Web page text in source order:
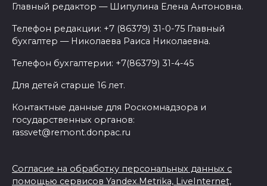
Главный редактор — Шипулина Елена Антоновна.
Телефон редакции: +7 (86379) 31-0-75 Главный
бухгалтер — Николаева Раиса Николаевна.
Телефон бухгалтерии: +7(86379) 31-4-45
Для детей старше 16 лет.
Контактные данные для Роскомнадзора и
государственных органов:
rassvet@remont.donpac.ru
Согласие на обработку персональных данных с
помощью сервисов Yandex.Metrika, LiveInternet,